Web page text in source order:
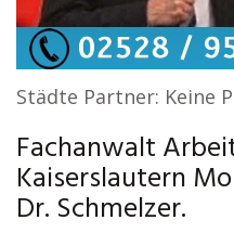
Städte Partner: Keine
Fachanwalt
Kaiserslautern
Dr. Schmelzer.